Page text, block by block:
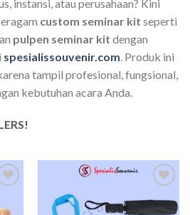
instansi, atau perusahaan? Kini
custom seminar kit seperti
pulpen seminar kit dengan
spesialissouvenir.com . Produk ini
tampil profesional, fungsional,
kebutuhan acara Anda.